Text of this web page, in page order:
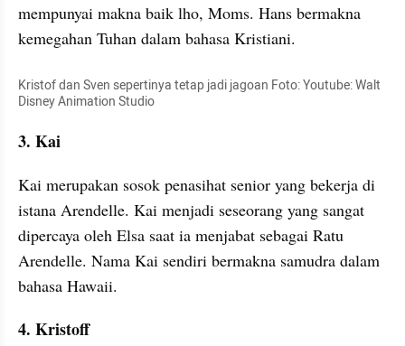
mempunyai makna baik lho, Moms. Hans bermakna
kemegahan Tuhan dalam bahasa Kristiani.
Kristof dan Sven sepertinya tetap jadi jagoan Foto: Youtube: Walt
Disney Animation Studio
3. Kai
Kai merupakan sosok penasihat senior yang bekerja di
istana Arendelle. Kai menjadi seseorang yang sangat
dipercaya oleh Elsa saat ia menjabat sebagai Ratu
Arendelle. Nama Kai sendiri bermakna samudra dalam
bahasa Hawaii.
4. Kristoff